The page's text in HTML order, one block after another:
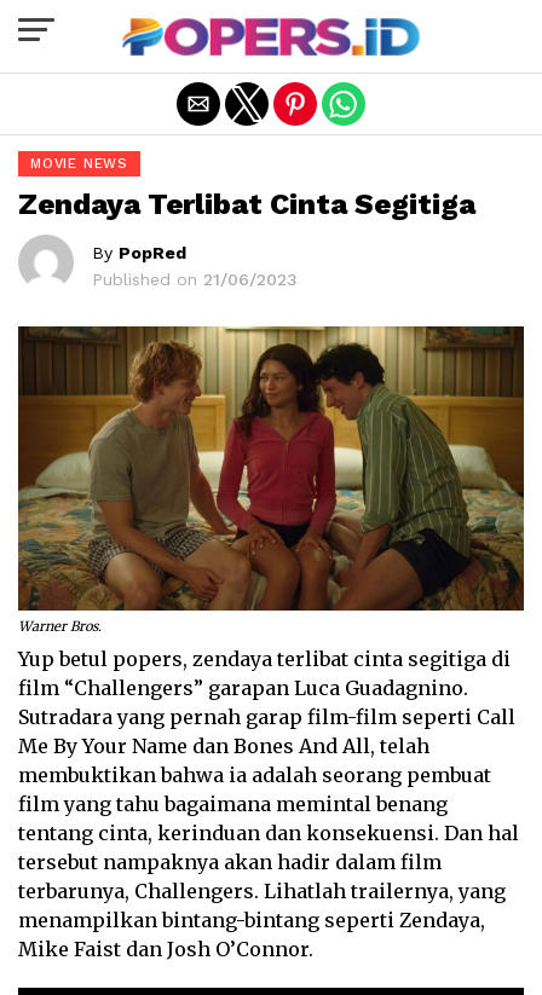
MOVIE NEWS
Zendaya Terlibat Cinta Segitiga
By PopRed
Published on 21/06/2023
Warner Bros.
Yup betul popers, zendaya terlibat cinta segitiga di
film “Challengers” garapan Luca Guadagnino.
Sutradara yang pernah garap film-film seperti Call
Me By Your Name dan Bones And All, telah
membuktikan bahwa ia adalah seorang pembuat
film yang tahu bagaimana memintal benang
tentang cinta, kerinduan dan konsekuensi. Dan hal
tersebut nampaknya akan hadir dalam film
terbarunya, Challengers. Lihatlah trailernya, yang
menampilkan bintang-bintang seperti Zendaya,
Mike Faist dan Josh O’Connor.
Exit mobile version